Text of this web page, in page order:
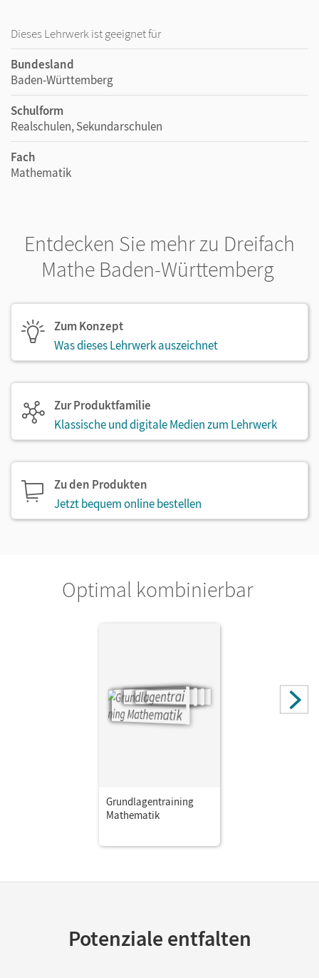
Dieses Lehrwerk ist geeignet für
Bundesland
Baden-Württemberg
Schulform
Realschulen, Sekundarschulen
Fach
Mathematik
Entdecken Sie mehr zu Dreifach
Mathe Baden-Württemberg
Zum Konzept
Was dieses Lehrwerk auszeichnet
Zur Produktfamilie
Klassische und digitale Medien zum Lehrwerk
Zu den Produkten
Jetzt bequem online bestellen
Optimal kombinierbar
Grundlagentraining
Mathematik
Potenziale entfalten